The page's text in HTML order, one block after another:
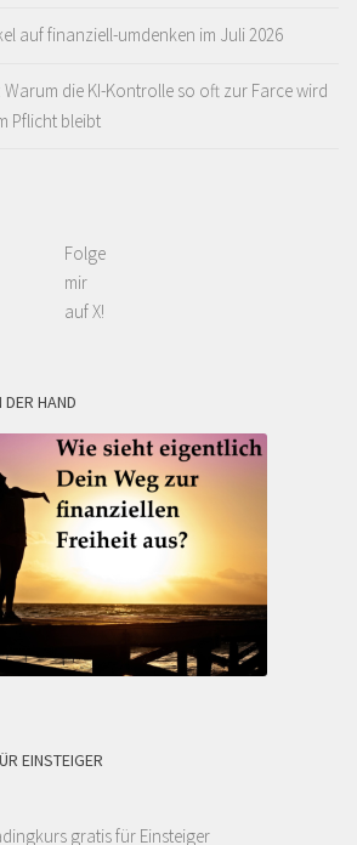
auf finanziell-umdenken im Juli 2026
die KI-Kontrolle so oft zur Farce wird
Pflicht bleibt
Folge
mir
auf X!
DER HAND
EINSTEIGER